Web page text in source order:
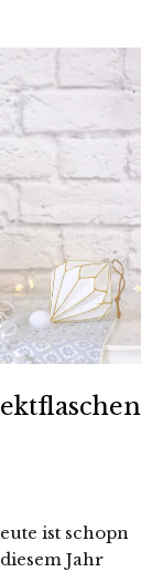
ist schopn
Jahr